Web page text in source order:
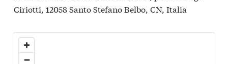
Ciriotti, 12058 Santo Stefano Belbo, CN, Italia